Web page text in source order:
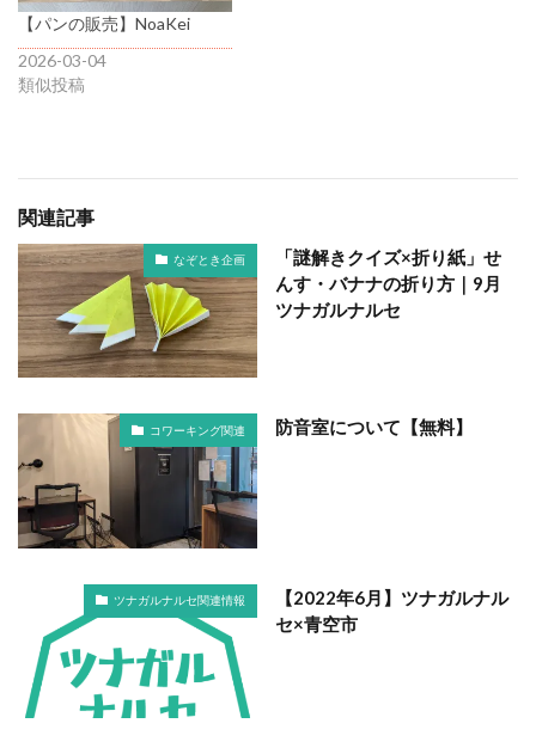
【パンの販売】NoaKei
2026-03-04
類似投稿
関連記事
なぞとき企画
「謎解きクイズ×折り紙」せ
んす・バナナの折り方｜9月
ツナガルナルセ
コワーキング関連 防音室について【無料】
ツナガルナルセ関連情報
【2022年6月】ツナガルナル
セ×青空市